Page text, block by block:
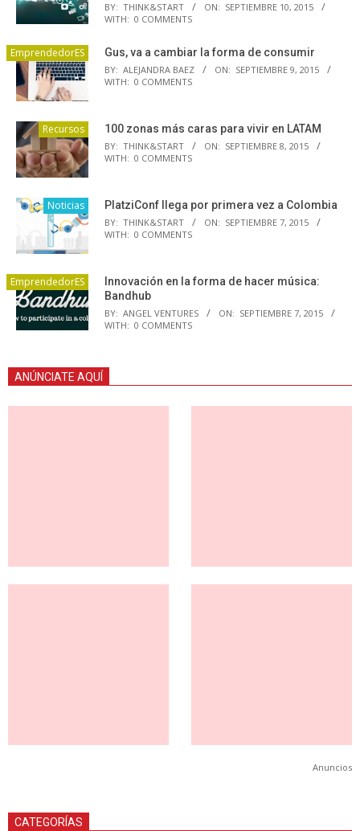
BY: THINK&START ON: SEPTIEMBRE 10, 2015
WITH: 0 COMMENTS
EmprendedorES Gus, va a cambiar la forma de consumir
BY: ALEJANDRA BAEZ ON: SEPTIEMBRE 9, 2015
WITH: 0 COMMENTS
Recursos 100 zonas más caras para vivir en LATAM
BY: THINK&START ON: SEPTIEMBRE 8, 2015
WITH: 0 COMMENTS
Noticias PlatziConf llega por primera vez a Colombia
BY: THINK&START ON: SEPTIEMBRE 7, 2015
WITH: 0 COMMENTS
EmprendedorES
Innovación en la forma de hacer música:
Bandhub
BY: ANGEL VENTURES ON: SEPTIEMBRE 7, 2015
WITH: 0 COMMENTS
ANÚNCIATE AQUÍ
Anuncios
CATEGORÍAS